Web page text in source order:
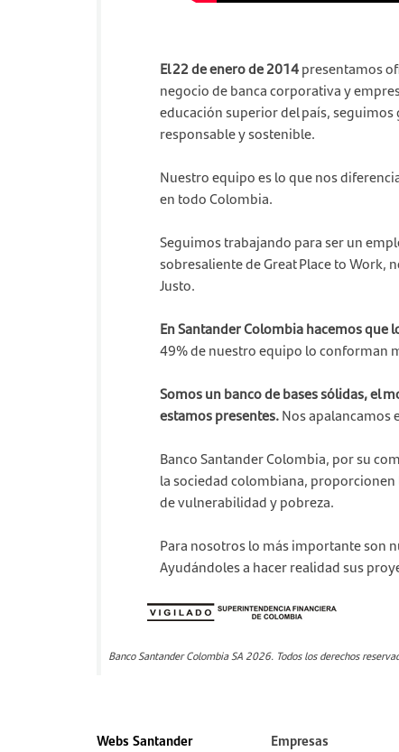
El 22 de enero de 2014presentamos
negocio de banca corporativa y
educación superior del país,
responsable y sostenible.
Nuestro equipo es lo que nos
en todo Colombia.
Seguimos trabajando para ser un
sobresaliente de Great Place to Work,
Justo.
En Santander Colombia hacemos
49% de nuestro equipo lo conforman
Somos un banco de bases sólidas, el
estamos presentes.Nos apalancamos
Banco Santander Colombia, por su
la sociedad colombiana,
de vulnerabilidad y pobreza.
Para nosotros lo más importante son
Ayudándoles a hacer realidad sus
Banco Santander Colombia SA 2026. Todos los derechos
Webs Santander Empresas